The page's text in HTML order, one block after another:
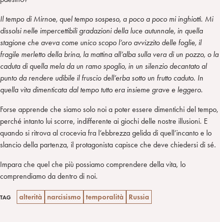
Il tempo di Mirnoe, quel tempo sospeso, a poco a poco mi inghiottì. Mi
dissolsi nelle impercettibili gradazioni della luce autunnale, in quella
stagione che aveva come unico scopo l’oro avvizzito delle foglie, il
fragile merletto della brina, la mattina all’alba sulla vera di un pozzo, o la
caduta di quella mela da un ramo spoglio, in un silenzio decantato al
punto da rendere udibile il fruscio dell’erba sotto un frutto caduto. In
quella vita dimenticata dal tempo tutto era insieme grave e leggero.
Forse apprende che siamo solo noi a poter essere dimentichi del tempo,
perché intanto lui scorre, indifferente ai giochi delle nostre illusioni. E
quando si ritrova al crocevia fra l’ebbrezza gelida di quell’incanto e lo
slancio della partenza, il protagonista capisce che deve chiedersi di sé.
Impara che quel che più possiamo comprendere della vita, lo
comprendiamo da dentro di noi.
TAG alterità narcisismo temporalità Russia